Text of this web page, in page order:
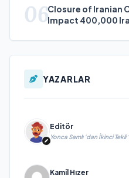
06Closure of Iranian
Impact 400,000
YAZARLAR
Editör
Yonca Samlı ‘dan İkinci
Kamil Hızer